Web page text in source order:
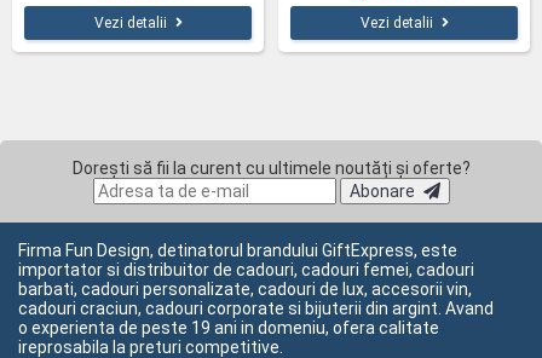
Vezi detalii Vezi detalii
Dorești să fii la curent cu ultimele noutăți și oferte?
Abonare
Firma Fun Design, detinatorul brandului GiftExpress, este
importator si distribuitor de cadouri, cadouri femei, cadouri
barbati, cadouri personalizate, cadouri de lux, accesorii vin,
cadouri craciun, cadouri corporate si bijuterii din argint. Avand
o experienta de peste 19 ani in domeniu, ofera calitate
ireprosabila la preturi competitive.